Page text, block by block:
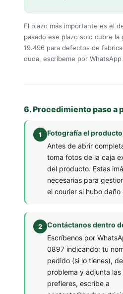
El plazo más importante es el
pasado ese plazo solo cubre la
19.496 para defectos de
duda, escríbeme por
6. Procedimiento paso a
Fotografía el
Antes de abrir
toma fotos de la caja
del producto. Estas
necesarias para
el courier si hubo
Contáctanos dentro
Escríbenos por
0897 indicando: tu
pedido (si lo tienes),
problema y adjunta
prefieres, escribe a